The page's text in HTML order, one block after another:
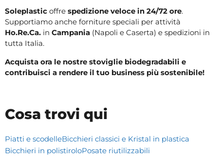
Soleplastic offre spedizione veloce in 24/72 ore.
Supportiamo anche forniture speciali per attività
Ho.Re.Ca. in Campania (Napoli e Caserta) e spedizioni in
tutta Italia.
Acquista ora le nostre stoviglie biodegradabili e
contribuisci a rendere il tuo business più sostenibile!
Cosa trovi qui
Piatti e scodelleBicchieri classici e Kristal in plastica
Bicchieri in polistiroloPosate riutilizzabili